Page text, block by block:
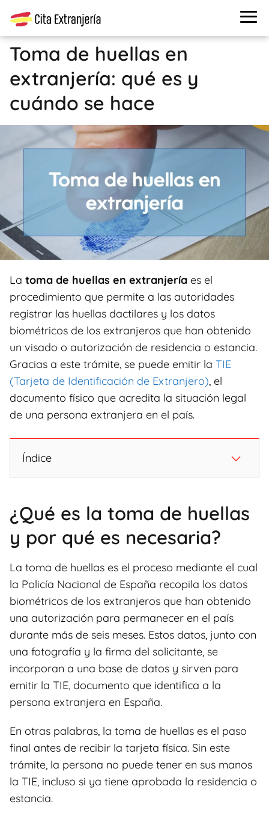
Toma de huellas en
extranjería: qué es y
cuándo se hace
La toma de huellas en extranjería es el
procedimiento que permite a las autoridades
registrar las huellas dactilares y los datos
biométricos de los extranjeros que han obtenido
un visado o autorización de residencia o estancia.
Gracias a este trámite, se puede emitir la TIE
(Tarjeta de Identificación de Extranjero), el
documento físico que acredita la situación legal
de una persona extranjera en el país.
Índice
¿Qué es la toma de huellas
y por qué es necesaria?
La toma de huellas es el proceso mediante el cual
la Policía Nacional de España recopila los datos
biométricos de los extranjeros que han obtenido
una autorización para permanecer en el país
durante más de seis meses. Estos datos, junto con
una fotografía y la firma del solicitante, se
incorporan a una base de datos y sirven para
emitir la TIE, documento que identifica a la
persona extranjera en España.
En otras palabras, la toma de huellas es el paso
final antes de recibir la tarjeta física. Sin este
trámite, la persona no puede tener en sus manos
la TIE, incluso si ya tiene aprobada la residencia o
estancia.